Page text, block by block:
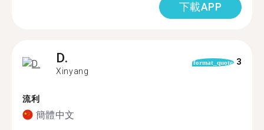
下載APP
D.
Xinyang
format_quote 3
流利
簡體中文